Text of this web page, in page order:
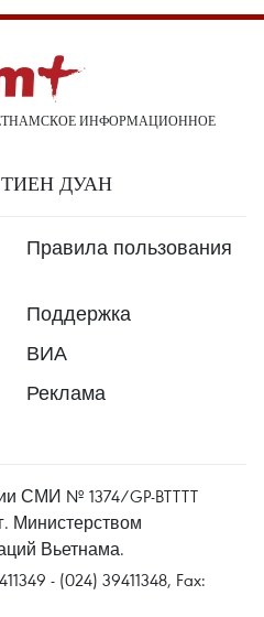
ИНФОРМАЦИОННОЕ
ТИЕН ДУАН
Правила пользования
Поддержка
ВИА
Реклама
СМИ № 1374/GP-BTTTT
Министерством
Вьетнама.
- (024) 39411348, Fax: